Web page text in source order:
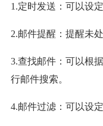
1.定时发送：可以设
2.邮件提醒：提醒未
3.查找邮件：可以根
行邮件搜索。
4.邮件过滤：可以设